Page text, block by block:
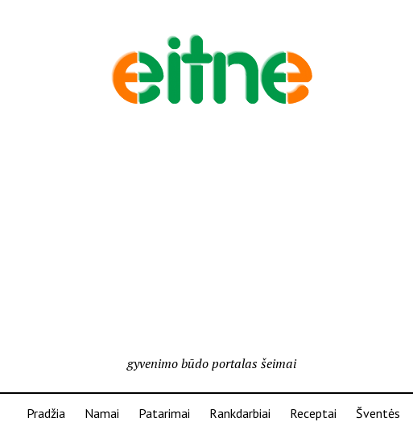
gyvenimo būdo portalas šeimai
Pradžia Namai Patarimai Rankdarbiai Receptai Šventės